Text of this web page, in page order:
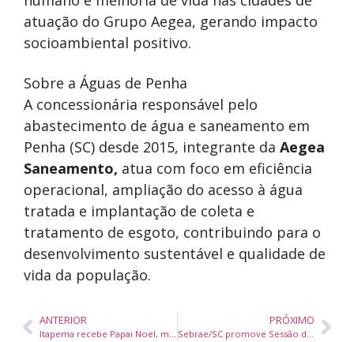
atuação do Grupo Aegea, gerando impacto
socioambiental positivo.
Sobre a Águas de Penha
A concessionária responsável pelo
abastecimento de água e saneamento em
Penha (SC) desde 2015, integrante da Aegea
Saneamento, atua com foco em eficiência
operacional, ampliação do acesso à água
tratada e implantação de coleta e
tratamento de esgoto, contribuindo para o
desenvolvimento sustentável e qualidade de
vida da população.
ANTERIOR
Itapema recebe Papai Noel, música ao vivo e decoração natalina no Calçadão Praia Shopping
PRÓXIMO
Sebrae/SC promove Sessão de Negócios em Balneário Camboriú e aproxima produtores rurais de empreendimentos de alimentação